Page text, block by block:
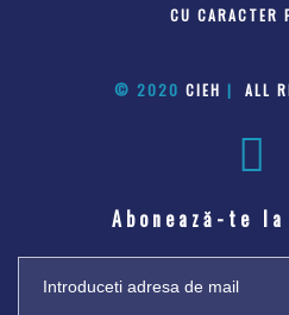
CU CARACTER
© 2020 CIEH | ALL
Abonează-te